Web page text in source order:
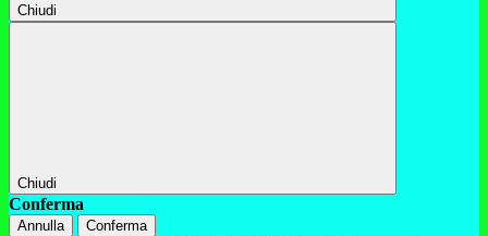
Chiudi
Chiudi
Conferma
Annulla Conferma